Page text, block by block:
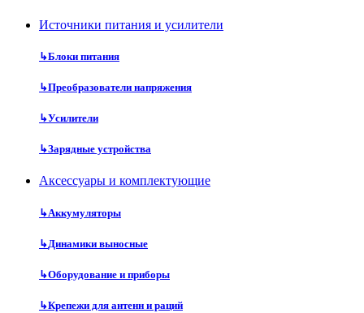
Источники питания и усилители
↳Блоки питания
↳Преобразователи напряжения
↳Усилители
↳Зарядные устройства
Аксессуары и комплектующие
↳Аккумуляторы
↳Динамики выносные
↳Оборудование и приборы
↳Крепежи для антенн и раций